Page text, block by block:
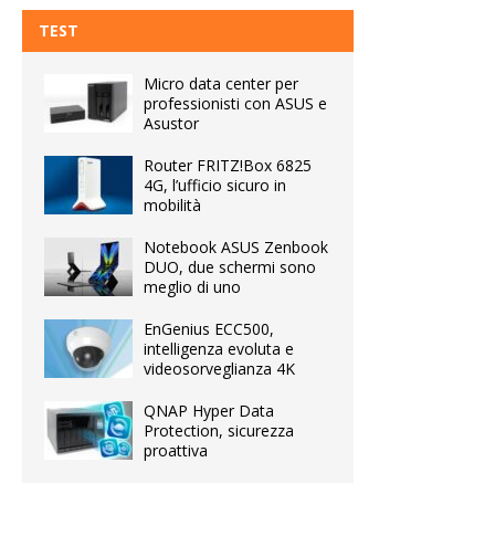
TEST
Micro data center per
professionisti con ASUS e
Asustor
Router FRITZ!Box 6825
4G, l’ufficio sicuro in
mobilità
Notebook ASUS Zenbook
DUO, due schermi sono
meglio di uno
EnGenius ECC500,
intelligenza evoluta e
videosorveglianza 4K
QNAP Hyper Data
Protection, sicurezza
proattiva